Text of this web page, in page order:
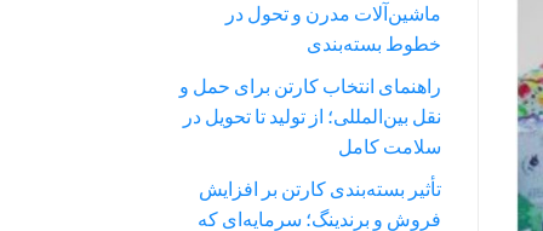
ماشین‌آلات مدرن و تحول در
خطوط بسته‌بندی
راهنمای انتخاب کارتن برای حمل و
نقل بین‌المللی؛ از تولید تا تحویل در
سلامت کامل
تأثیر بسته‌بندی کارتن بر افزایش
فروش و برندینگ؛ سرمایه‌ای که